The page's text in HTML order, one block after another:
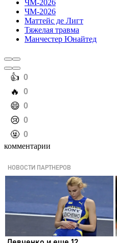
ЧМ-2026
ЧМ-2026
Маттейс де Лигт
Тяжелая травма
Манчестер Юнайтед
️👍 0
️🔥 0
️😄 0
️😢 0
️🤬 0
комментарии